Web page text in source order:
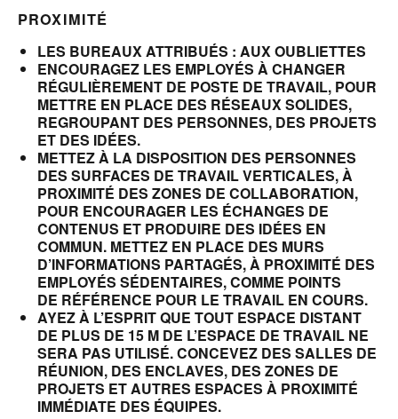
PROXIMITÉ
LES BUREAUX ATTRIBUÉS : AUX OUBLIETTES
ENCOURAGEZ LES EMPLOYÉS À CHANGER
RÉGULIÈREMENT DE POSTE DE TRAVAIL, POUR
METTRE EN PLACE DES RÉSEAUX SOLIDES,
REGROUPANT DES PERSONNES, DES PROJETS
ET DES IDÉES.
METTEZ À LA DISPOSITION DES PERSONNES
DES SURFACES DE TRAVAIL VERTICALES, À
PROXIMITÉ DES ZONES DE COLLABORATION,
POUR ENCOURAGER LES ÉCHANGES DE
CONTENUS ET PRODUIRE DES IDÉES EN
COMMUN. METTEZ EN PLACE DES MURS
D’INFORMATIONS PARTAGÉS, À PROXIMITÉ DES
EMPLOYÉS SÉDENTAIRES, COMME POINTS
DE RÉFÉRENCE POUR LE TRAVAIL EN COURS.
AYEZ À L’ESPRIT QUE TOUT ESPACE DISTANT
DE PLUS DE 15 M DE L’ESPACE DE TRAVAIL NE
SERA PAS UTILISÉ. CONCEVEZ DES SALLES DE
RÉUNION, DES ENCLAVES, DES ZONES DE
PROJETS ET AUTRES ESPACES À PROXIMITÉ
IMMÉDIATE DES ÉQUIPES.